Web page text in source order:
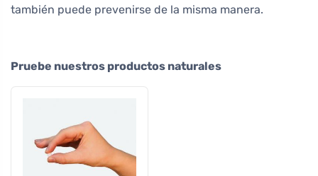
también puede prevenirse de la misma manera.
Pruebe nuestros productos naturales